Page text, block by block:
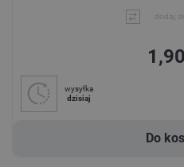
dodaj
wysyłka
dzisiaj
Do